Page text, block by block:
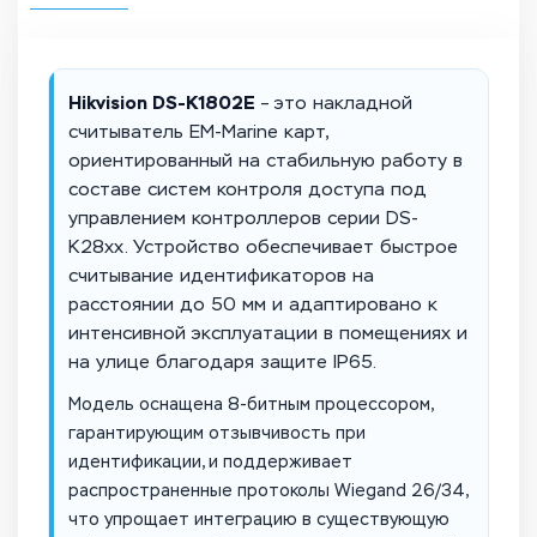
Hikvision DS-K1802E – это накладной
считыватель EM-Marine карт,
ориентированный на стабильную работу в
составе систем контроля доступа под
управлением контроллеров серии DS-
K28xx. Устройство обеспечивает быстрое
считывание идентификаторов на
расстоянии до 50 мм и адаптировано к
интенсивной эксплуатации в помещениях и
на улице благодаря защите IP65.
Модель оснащена 8-битным процессором,
гарантирующим отзывчивость при
идентификации, и поддерживает
распространенные протоколы Wiegand 26/34,
что упрощает интеграцию в существующую